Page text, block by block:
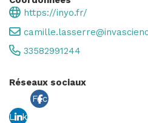
https://inyo.fr/
33582991244
Réseaux sociaux
Link
Fac